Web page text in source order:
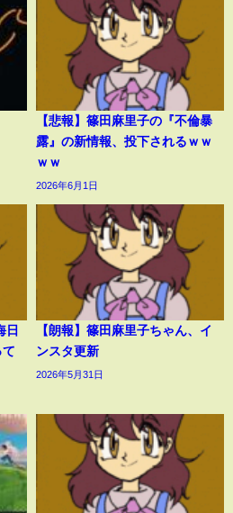
【悲報】篠田麻里子の『不倫暴
露』の新情報、投下されるｗｗ
ｗｗ
2026年6月1日
日
【朗報】篠田麻里子ちゃん、イ
ンスタ更新
2026年5月31日